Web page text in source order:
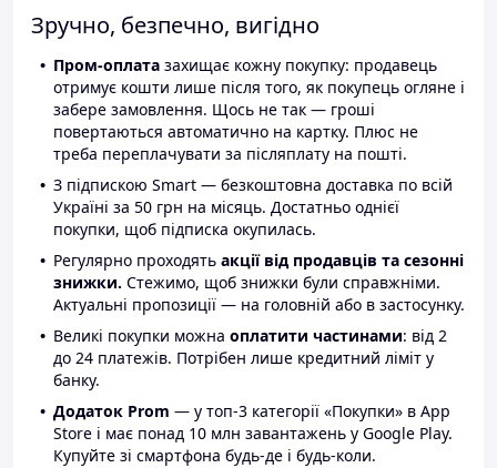
Зручно, безпечно, вигідно
Пром-оплата захищає кожну покупку: продавець
отримує кошти лише після того, як покупець огляне і
забере замовлення. Щось не так — гроші
повертаються автоматично на картку. Плюс не
треба переплачувати за післяплату на пошті.
З підпискою Smart — безкоштовна доставка по всій
Україні за 50 грн на місяць. Достатньо однієї
покупки, щоб підписка окупилась.
Регулярно проходять акції від продавців та сезонні
знижки. Стежимо, щоб знижки були справжніми.
Актуальні пропозиції — на головній або в застосунку.
Великі покупки можна оплатити частинами: від 2
до 24 платежів. Потрібен лише кредитний ліміт у
банку.
Додаток Prom — у топ-3 категорії «Покупки» в App
Store і має понад 10 млн завантажень у Google Play.
Купуйте зі смартфона будь-де і будь-коли.